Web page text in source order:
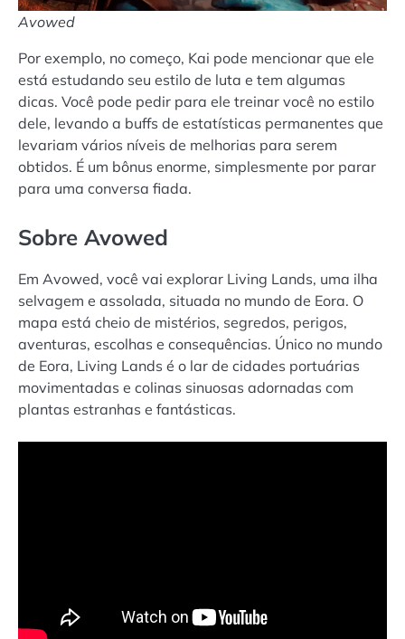
Avowed
Por exemplo, no começo, Kai pode mencionar que ele
está estudando seu estilo de luta e tem algumas
dicas. Você pode pedir para ele treinar você no estilo
dele, levando a buffs de estatísticas permanentes que
levariam vários níveis de melhorias para serem
obtidos. É um bônus enorme, simplesmente por parar
para uma conversa fiada.
Sobre Avowed
Em Avowed, você vai explorar Living Lands, uma ilha
selvagem e assolada, situada no mundo de Eora. O
mapa está cheio de mistérios, segredos, perigos,
aventuras, escolhas e consequências. Único no mundo
de Eora, Living Lands é o lar de cidades portuárias
movimentadas e colinas sinuosas adornadas com
plantas estranhas e fantásticas.